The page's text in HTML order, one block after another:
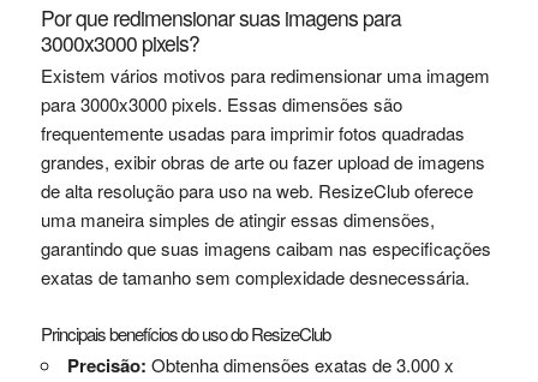
Por que redimensionar suas imagens para
3000x3000 pixels?
Existem vários motivos para redimensionar uma imagem
para 3000x3000 pixels. Essas dimensões são
frequentemente usadas para imprimir fotos quadradas
grandes, exibir obras de arte ou fazer upload de imagens
de alta resolução para uso na web. ResizeClub oferece
uma maneira simples de atingir essas dimensões,
garantindo que suas imagens caibam nas especificações
exatas de tamanho sem complexidade desnecessária.
Principais benefícios do uso do ResizeClub
Precisão: Obtenha dimensões exatas de 3.000 x